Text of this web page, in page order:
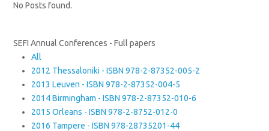
No Posts found.
SEFI Annual Conferences - Full papers
All
2012 Thessaloniki - ISBN 978-2-87352-005-2
2013 Leuven - ISBN 978-2-87352-004-5
2014 Birmingham - ISBN 978-2-87352-010-6
2015 Orleans - ISBN 978-2-8752-012-0
2016 Tampere - ISBN 978-28735201-44